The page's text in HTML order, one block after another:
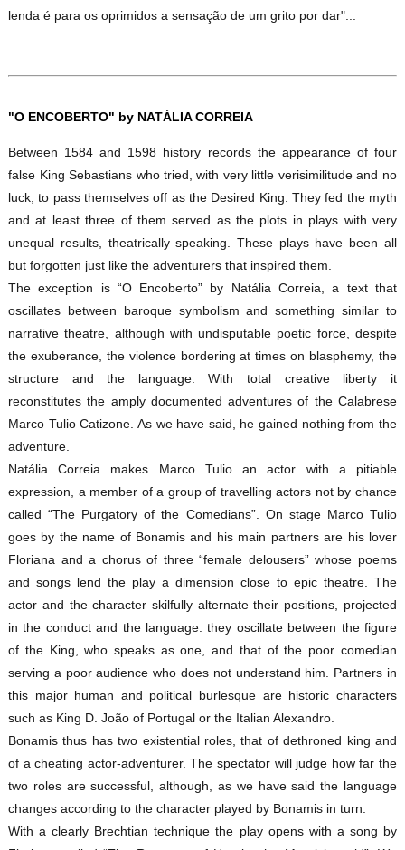
lenda é para os oprimidos a sensação de um grito por dar"...
"O ENCOBERTO" by NATÁLIA CORREIA
Between 1584 and 1598 history records the appearance of four
false King Sebastians who tried, with very little verisimilitude and no
luck, to pass themselves off as the Desired King. They fed the myth
and at least three of them served as the plots in plays with very
unequal results, theatrically speaking. These plays have been all
but forgotten just like the adventurers that inspired them.
The exception is “O Encoberto” by Natália Correia, a text that
oscillates between baroque symbolism and something similar to
narrative theatre, although with undisputable poetic force, despite
the exuberance, the violence bordering at times on blasphemy, the
structure and the language. With total creative liberty it
reconstitutes the amply documented adventures of the Calabrese
Marco Tulio Catizone. As we have said, he gained nothing from the
adventure.
Natália Correia makes Marco Tulio an actor with a pitiable
expression, a member of a group of travelling actors not by chance
called “The Purgatory of the Comedians”. On stage Marco Tulio
goes by the name of Bonamis and his main partners are his lover
Floriana and a chorus of three “female delousers” whose poems
and songs lend the play a dimension close to epic theatre. The
actor and the character skilfully alternate their positions, projected
in the conduct and the language: they oscillate between the figure
of the King, who speaks as one, and that of the poor comedian
serving a poor audience who does not understand him. Partners in
this major human and political burlesque are historic characters
such as King D. João of Portugal or the Italian Alexandro.
Bonamis thus has two existential roles, that of dethroned king and
of a cheating actor-adventurer. The spectator will judge how far the
two roles are successful, although, as we have said the language
changes according to the character played by Bonamis in turn.
With a clearly Brechtian technique the play opens with a song by